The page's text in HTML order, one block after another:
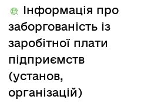
Інформація про
заборгованість із
заробітної плати
підприємств
(установ,
організацій)